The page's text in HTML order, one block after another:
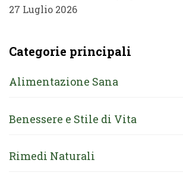
27 Luglio 2026
Categorie principali
Alimentazione Sana
Benessere e Stile di Vita
Rimedi Naturali